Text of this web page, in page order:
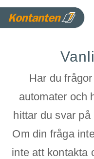
Har du
automater och
hittar du svar
Om din fråga
inte att kontakta